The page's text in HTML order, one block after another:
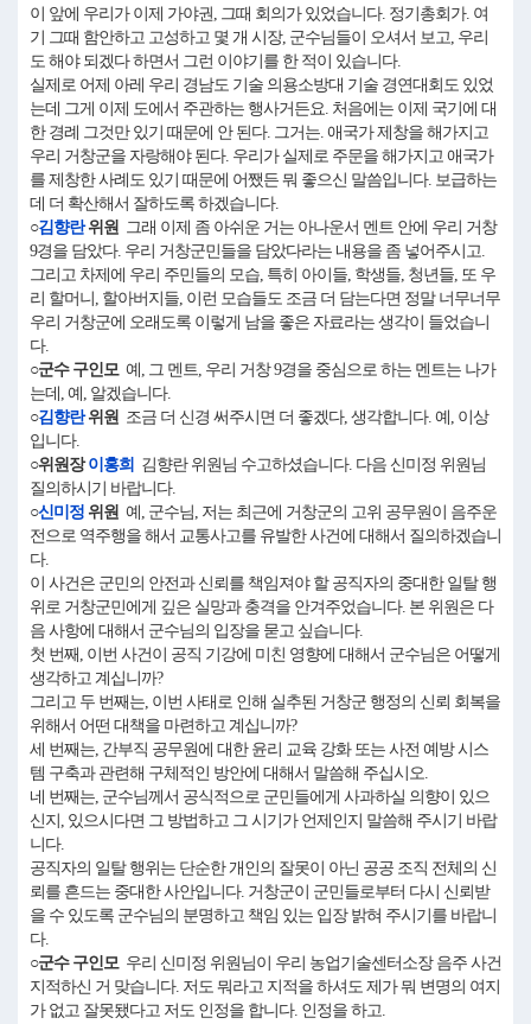
이 앞에 우리가 이제 가야권, 그때 회의가 있었습니다. 정기총회가. 여
기 그때 함안하고 고성하고 몇 개 시장, 군수님들이 오셔서 보고, 우리
도 해야 되겠다 하면서 그런 이야기를 한 적이 있습니다.
실제로 어제 아레 우리 경남도 기술 의용소방대 기술 경연대회도 있었
는데 그게 이제 도에서 주관하는 행사거든요. 처음에는 이제 국기에 대
한 경례 그것만 있기 때문에 안 된다. 그거는. 애국가 제창을 해가지고
우리 거창군을 자랑해야 된다. 우리가 실제로 주문을 해가지고 애국가
를 제창한 사례도 있기 때문에 어쨌든 뭐 좋으신 말씀입니다. 보급하는
데 더 확산해서 잘하도록 하겠습니다.
○김향란위원 그래 이제 좀 아쉬운 거는 아나운서 멘트 안에 우리 거창
9경을 담았다. 우리 거창군민들을 담았다라는 내용을 좀 넣어주시고.
그리고 차제에 우리 주민들의 모습, 특히 아이들, 학생들, 청년들, 또 우
리 할머니, 할아버지들, 이런 모습들도 조금 더 담는다면 정말 너무너무
우리 거창군에 오래도록 이렇게 남을 좋은 자료라는 생각이 들었습니
다.
○군수 구인모예, 그 멘트, 우리 거창 9경을 중심으로 하는 멘트는 나가
는데, 예, 알겠습니다.
○김향란위원 조금 더 신경 써주시면 더 좋겠다, 생각합니다. 예, 이상
입니다.
○위원장이홍희 김향란 위원님 수고하셨습니다. 다음 신미정 위원님
질의하시기 바랍니다.
○신미정 위원 예, 군수님, 저는 최근에 거창군의 고위 공무원이 음주운
전으로 역주행을 해서 교통사고를 유발한 사건에 대해서 질의하겠습니
다.
이 사건은 군민의 안전과 신뢰를 책임져야 할 공직자의 중대한 일탈 행
위로 거창군민에게 깊은 실망과 충격을 안겨주었습니다. 본 위원은 다
음 사항에 대해서 군수님의 입장을 묻고 싶습니다.
첫 번째, 이번 사건이 공직 기강에 미친 영향에 대해서 군수님은 어떻게
생각하고 계십니까?
그리고 두 번째는, 이번 사태로 인해 실추된 거창군 행정의 신뢰 회복을
위해서 어떤 대책을 마련하고 계십니까?
세 번째는, 간부직 공무원에 대한 윤리 교육 강화 또는 사전 예방 시스
템 구축과 관련해 구체적인 방안에 대해서 말씀해 주십시오.
네 번째는, 군수님께서 공식적으로 군민들에게 사과하실 의향이 있으
신지, 있으시다면 그 방법하고 그 시기가 언제인지 말씀해 주시기 바랍
니다.
공직자의 일탈 행위는 단순한 개인의 잘못이 아닌 공공 조직 전체의 신
뢰를 흔드는 중대한 사안입니다. 거창군이 군민들로부터 다시 신뢰받
을 수 있도록 군수님의 분명하고 책임 있는 입장 밝혀 주시기를 바랍니
다.
○군수 구인모우리 신미정 위원님이 우리 농업기술센터소장 음주 사건
지적하신 거 맞습니다. 저도 뭐라고 지적을 하셔도 제가 뭐 변명의 여지
가 없고 잘못됐다고 저도 인정을 합니다. 인정을 하고.